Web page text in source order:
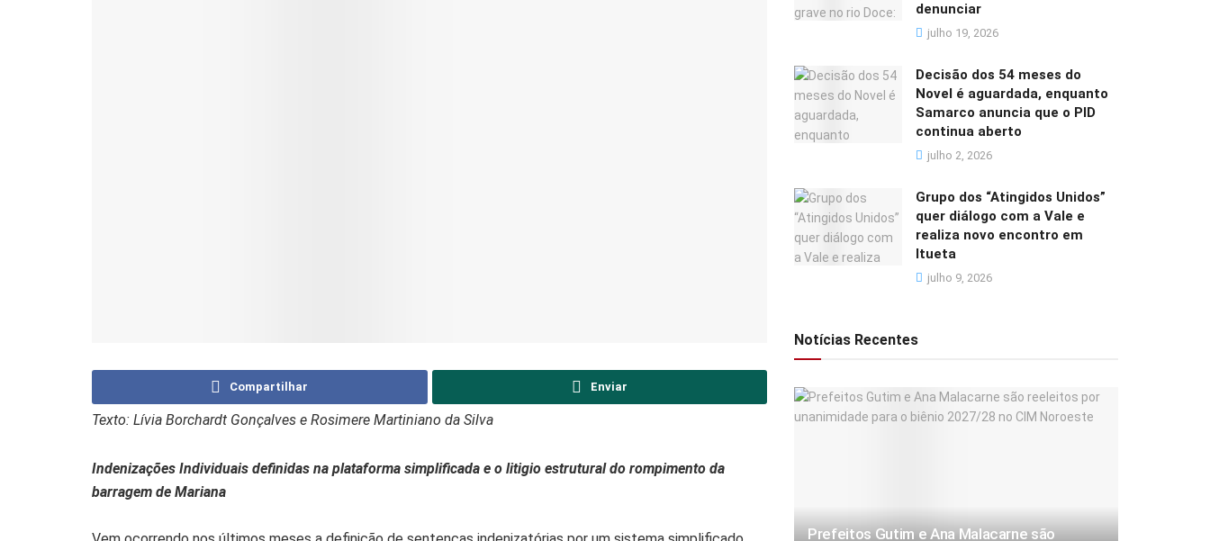
Compartilhar Enviar
Texto: Lívia Borchardt Gonçalves e Rosimere Martiniano da Silva
Indenizações Individuais definidas na plataforma simplificada e o litigio estrutural do rompimento da
barragem de Mariana
denunciar
julho 19, 2026
Decisão dos 54 meses do
Novel é aguardada, enquanto
Samarco anuncia que o PID
continua aberto
julho 2, 2026
Grupo dos “Atingidos Unidos”
quer diálogo com a Vale e
realiza novo encontro em
Itueta
julho 9, 2026
Notícias Recentes
Prefeitos Gutim e Ana Malacarne são